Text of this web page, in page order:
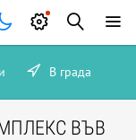
В града
ВЪВ